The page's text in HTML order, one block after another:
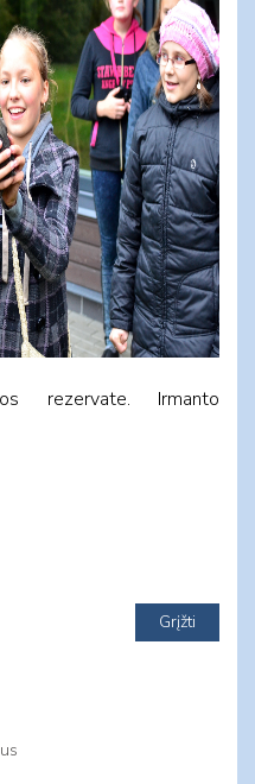
rezervate. Irmanto